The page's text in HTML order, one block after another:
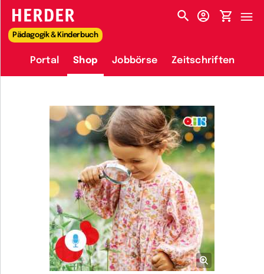
HERDER-MENÜ
Pädagogik & Kinderbuch
Portal Shop Jobbörse Zeitschriften